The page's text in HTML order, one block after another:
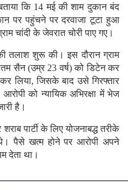
बताया कि 14 मई की शाम दुकान बंद
पर पहुंचने पर दरवाजा टूटा हुआ
चांदी के जेवरात चोरी पाए गए।
तलाश शुरू की। इस दौरान ग्राम
सैन (उम्र 23 वर्ष) को डिटेन कर
लिया, जिसके बाद उसे गिरफ्तार
को न्यायिक अभिरक्षा में भेज
है।
पार्टी के लिए योजनाबद्ध तरीके
पैसे खत्म होने पर आरोपी अपने
देता था।